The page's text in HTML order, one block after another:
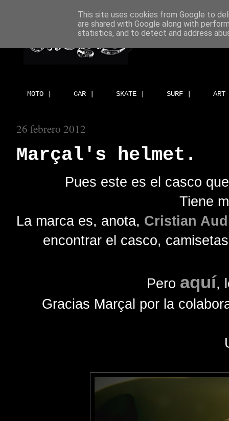
MOTO | CAR | SKATE | SURF |
26 febrero 2012
Marçal's helmet.
Pues este es el casco
Tiene
La marca es, anota, Cristian
encontrar el casco,
Pero aquí,
Gracias Marçal por la
This site uses cookies from Google to
are shared with Google along with
statistics, and to detect and address